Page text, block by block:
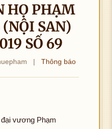
HỌ PHẠM
SAN)
SỐ 69
| Thông báo
vương Phạm